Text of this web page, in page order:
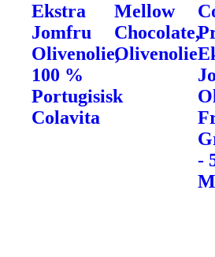
Ekstra
Jomfru
Olivenolie,
100 %
Portugisisk
Colavita
Mellow
Chocolate,
Olivenolie
-